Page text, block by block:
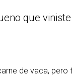
que
de vaca, pero